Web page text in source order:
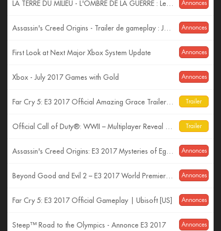
Annonces
Annonces
Annonces
First Look at Next Major Xbox System Update
Annonces
Xbox - July 2017 Games with Gold
Trailer
Trailer
Annonces
Annonces
Annonces
Far Cry 5: E3 2017 Official Gameplay | Ubisoft [US]
Annonces
Steep™ Road to the Olympics - Annonce E3 2017